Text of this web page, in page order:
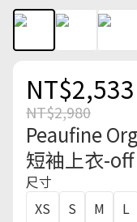
NT$2,533
NT$2,980
Peaufine
短袖上衣-
尺寸
XS
S M L